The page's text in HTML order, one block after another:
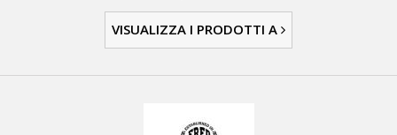
VISUALIZZA I PRODOTTI A